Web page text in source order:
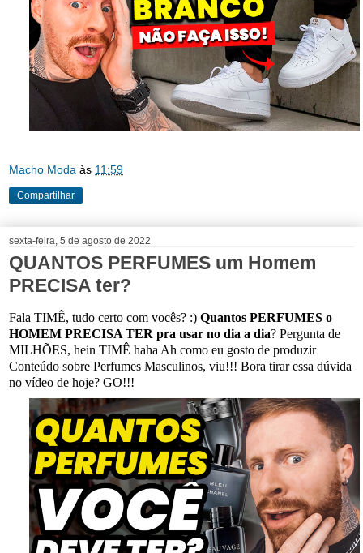
Macho Moda às 11:59
Compartilhar
sexta-feira, 5 de agosto de 2022
QUANTOS PERFUMES um Homem
PRECISA ter?
Fala TIMÊ, tudo certo com vocês? :) Quantos PERFUMES o
HOMEM PRECISA TER pra usar no dia a dia? Pergunta de
MILHÕES, hein TIMÊ haha Ah como eu gosto de produzir
Conteúdo sobre Perfumes Masculinos, viu!!! Bora tirar essa dúvida
no vídeo de hoje? GO!!!